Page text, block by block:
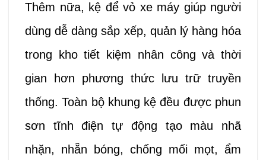
Thêm nữa, kệ để vỏ xe máy giúp người
dùngdễ dàng sắp xếp, quản lý hàng hóa
trong kho tiết kiệm nhân công và thời
gian hơn phương thức lưu trữ truyền
thống. Toàn bộ khung kệ đều được phun
sơn tĩnh điện tự động tạo màu nhã
nhặn, nhẵn bóng, chống mối mọt, ẩm